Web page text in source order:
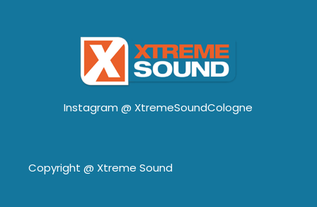
Instagram @ XtremeSoundCologne
Copyright @ Xtreme Sound